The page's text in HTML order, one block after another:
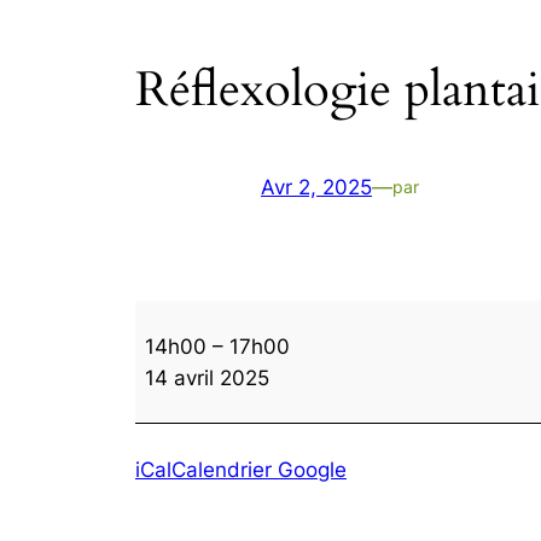
Réflexologie
Avr 2, 2025—par
plantaire
14h00 – 17h00
14 avril 2025
iCalCalendrier Google